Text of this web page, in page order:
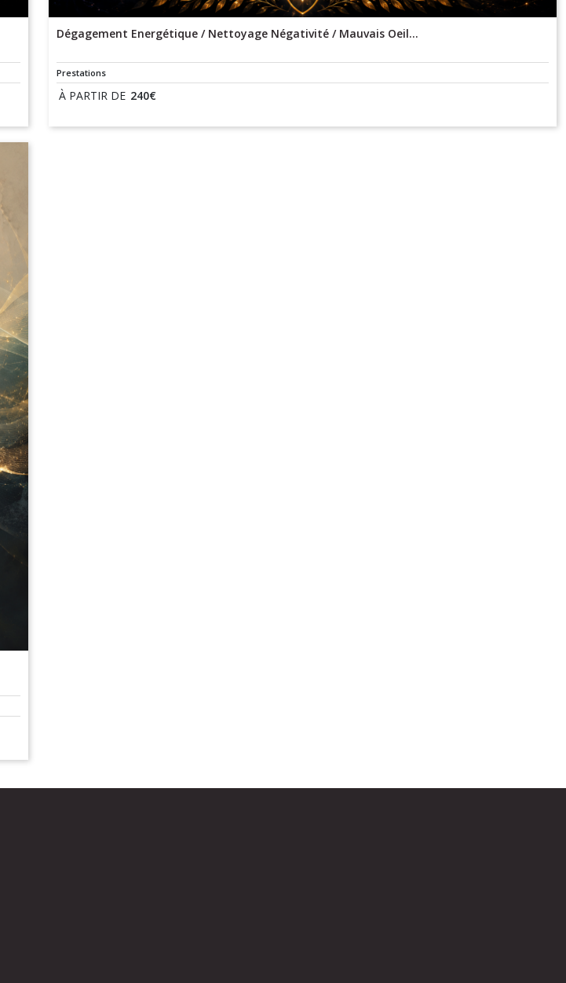
Dégagement Energétique / Nettoyage Négativité / Mauvais Oeil...
Prestations
À PARTIR DE 240€